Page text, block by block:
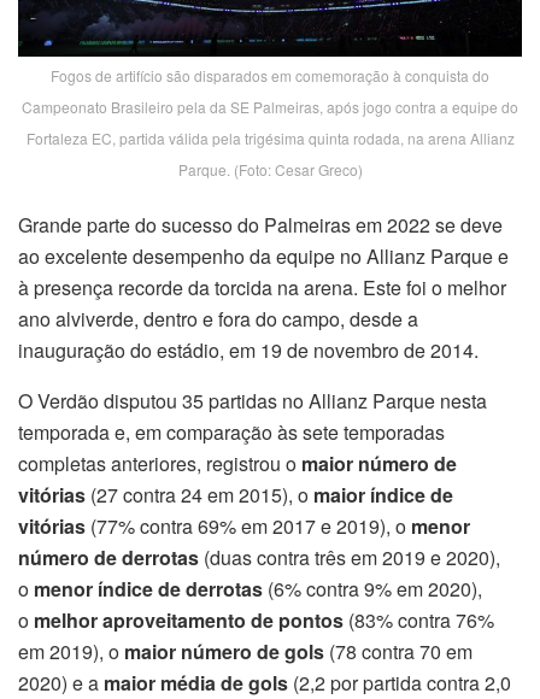
Fogos de artifício são disparados em comemoração à conquista do
Campeonato Brasileiro pela da SE Palmeiras, após jogo contra a equipe do
Fortaleza EC, partida válida pela trigésima quinta rodada, na arena Allianz
Parque. (Foto: Cesar Greco)
Grande parte do sucesso do Palmeiras em 2022 se deve
ao excelente desempenho da equipe no Allianz Parque e
à presença recorde da torcida na arena. Este foi o melhor
ano alviverde, dentro e fora do campo, desde a
inauguração do estádio, em 19 de novembro de 2014.
O Verdão disputou 35 partidas no Allianz Parque nesta
temporada e, em comparação às sete temporadas
completas anteriores, registrou o maior número de
vitórias (27 contra 24 em 2015), o maior índice de
vitórias (77% contra 69% em 2017 e 2019), o menor
número de derrotas (duas contra três em 2019 e 2020),
o menor índice de derrotas (6% contra 9% em 2020),
o melhor aproveitamento de pontos (83% contra 76%
em 2019), o maior número de gols (78 contra 70 em
2020) e a maior média de gols (2,2 por partida contra 2,0